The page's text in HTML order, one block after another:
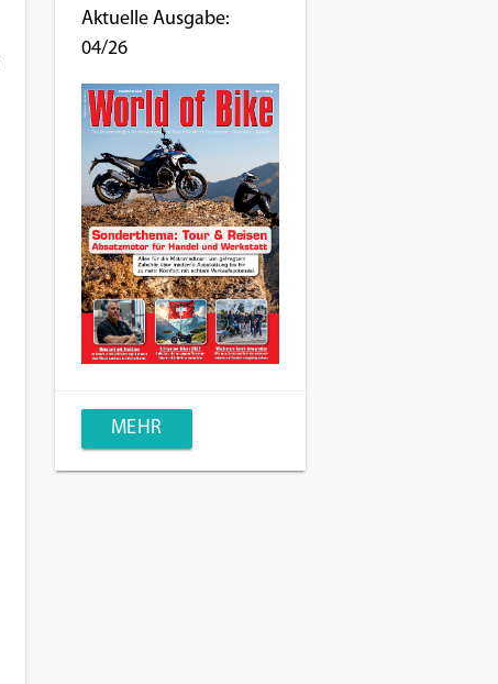
Aktuelle Ausgabe:
04/26
MEHR